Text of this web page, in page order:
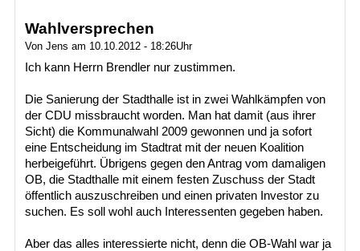
Wahlversprechen
Von Jens am 10.10.2012 - 18:26Uhr
Ich kann Herrn Brendler nur zustimmen.
Die Sanierung der Stadthalle ist in zwei Wahlkämpfen von
der CDU missbraucht worden. Man hat damit (aus ihrer
Sicht) die Kommunalwahl 2009 gewonnen und ja sofort
eine Entscheidung im Stadtrat mit der neuen Koalition
herbeigeführt. Übrigens gegen den Antrag vom damaligen
OB, die Stadthalle mit einem festen Zuschuss der Stadt
öffentlich auszuschreiben und einen privaten Investor zu
suchen. Es soll wohl auch Interessenten gegeben haben.
Aber das alles interessierte nicht, denn die OB-Wahl war ja